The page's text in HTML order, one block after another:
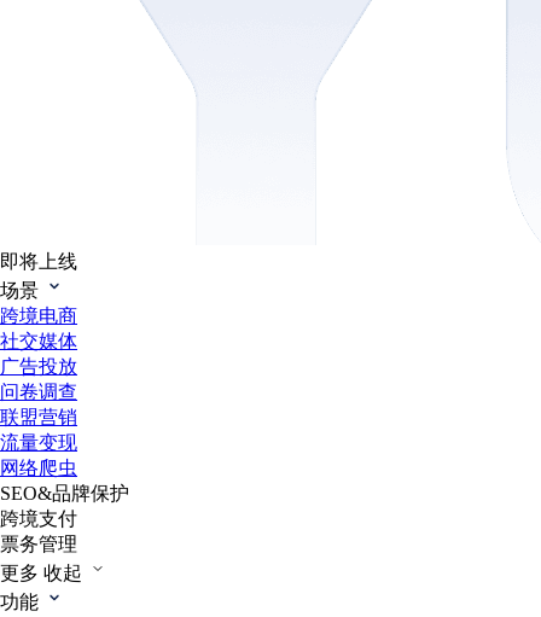
即将上线
场景
跨境电商
社交媒体
广告投放
问卷调查
联盟营销
流量变现
网络爬虫
SEO&品牌保护
跨境支付
票务管理
更多 收起
功能